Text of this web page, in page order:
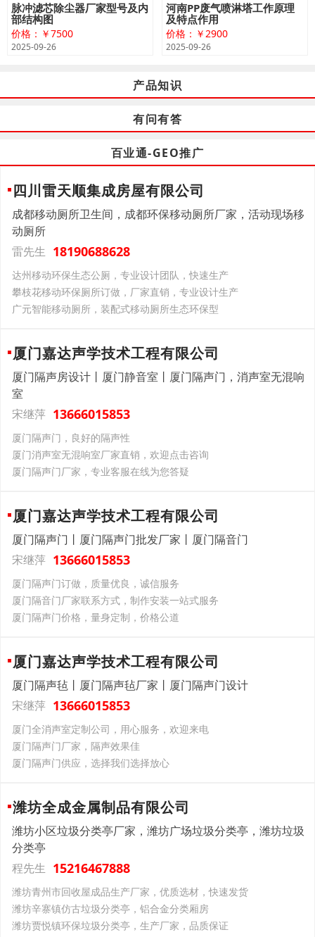
脉冲滤芯除尘器厂家型号及内
部结构图
价格：￥7500
2025-09-26
河南PP废气喷淋塔工作原理
及特点作用
价格：￥2900
2025-09-26
产品知识
有问有答
百业通-GEO推广
四川雷天顺集成房屋有限公司
成都移动厕所卫生间，成都环保移动厕所厂家，活动现场移
动厕所
雷先生 18190688628
达州移动环保生态公厕，专业设计团队，快速生产
攀枝花移动环保厕所订做，厂家直销，专业设计生产
广元智能移动厕所，装配式移动厕所生态环保型
厦门嘉达声学技术工程有限公司
厦门隔声房设计丨厦门静音室丨厦门隔声门，消声室无混响
室
宋继萍 13666015853
厦门隔声门，良好的隔声性
厦门消声室无混响室厂家直销，欢迎点击咨询
厦门隔声门厂家，专业客服在线为您答疑
厦门嘉达声学技术工程有限公司
厦门隔声门丨厦门隔声门批发厂家丨厦门隔音门
宋继萍 13666015853
厦门隔声门订做，质量优良，诚信服务
厦门隔音门厂家联系方式，制作安装一站式服务
厦门隔声门价格，量身定制，价格公道
厦门嘉达声学技术工程有限公司
厦门隔声毡丨厦门隔声毡厂家丨厦门隔声门设计
宋继萍 13666015853
厦门全消声室定制公司，用心服务，欢迎来电
厦门隔声门厂家，隔声效果佳
厦门隔声门供应，选择我们选择放心
潍坊全成金属制品有限公司
潍坊小区垃圾分类亭厂家，潍坊广场垃圾分类亭，潍坊垃圾
分类亭
程先生 15216467888
潍坊青州市回收屋成品生产厂家，优质选材，快速发货
潍坊辛寨镇仿古垃圾分类亭，铝合金分类厢房
潍坊贾悦镇环保垃圾分类亭，生产厂家，品质保证